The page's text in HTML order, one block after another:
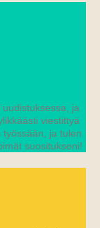
ja
viestittyä
ja tulen
suositukseni!